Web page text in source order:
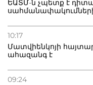
ԵԱՏՄ-ն չպետք է
10:17
Մատվիենկոյի
ահազանգ է
09:24